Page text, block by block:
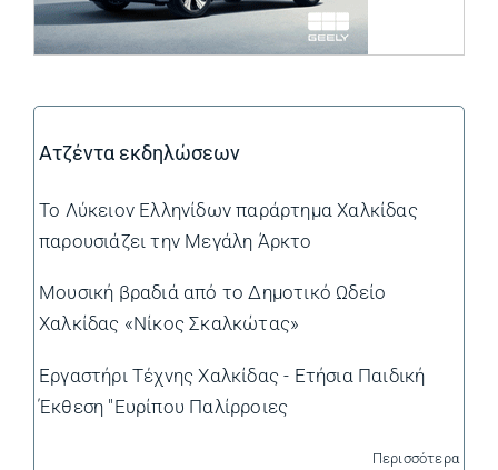
Ατζέντα εκδηλώσεων
Το Λύκειον Ελληνίδων παράρτημα Χαλκίδας
παρουσιάζει την Μεγάλη Άρκτο
Μουσική βραδιά από το Δημοτικό Ωδείο
Χαλκίδας «Νίκος Σκαλκώτας»
Εργαστήρι Τέχνης Χαλκίδας - Ετήσια Παιδική
Έκθεση "Ευρίπου Παλίρροιες
Περισσότερα